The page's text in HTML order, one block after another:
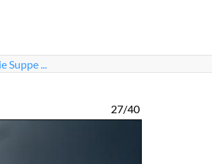
Suppe ...
27/40